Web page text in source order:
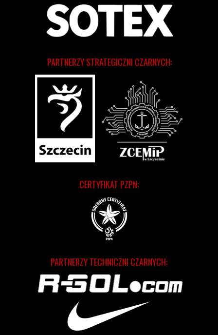
CERTYFIKAT PZPN:
PARTNERZY TECHNICZNI CZARNYCH:
PARTNERZY STRATEGICZNI CZARNYCH: